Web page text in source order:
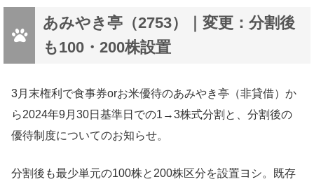
あみやき亭（2753）｜変更：分割後
も100・200株設置
3月末権利で食事券orお米優待のあみやき亭（非貸借）か
ら2024年9月30日基準日での1→3株式分割と、分割後の
優待制度についてのお知らせ。
分割後も最少単元の100株と200株区分を設置ヨシ。既存